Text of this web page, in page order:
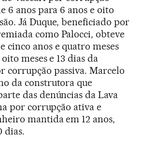
6 anos para 6 anos e oito
Já Duque, beneficiado por
como Palocci, obteve
cinco anos e quatro meses
meses e 13 dias da
corrupção passiva. Marcelo
da construtora que
das denúncias da Lava
por corrupção ativa e
mantida em 12 anos,
dias.